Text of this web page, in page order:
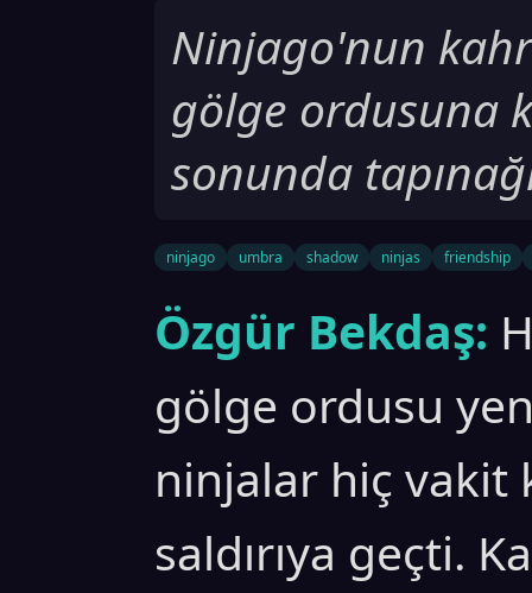
Ninjago'nun
gölge ordusuna
sonunda
ninjago umbra shadow ninjas friendship
Özgür Bekdaş:
gölge ordusu
ninjalar hiç vakit
saldırıya geçti.